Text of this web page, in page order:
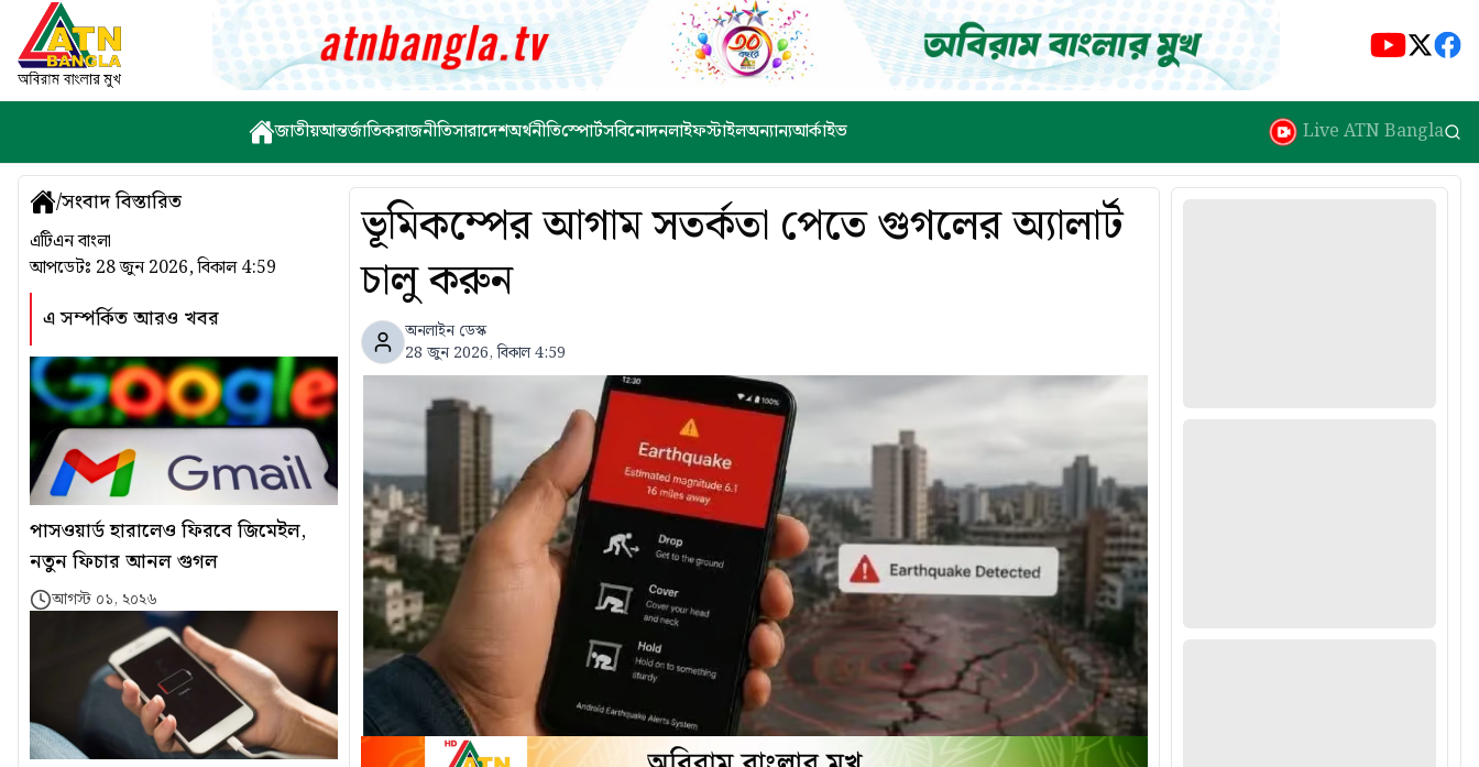
জাতীয়আন্তর্জাতিকরাজনীতিসারাদেশঅর্থনীতিস্পোর্টসবিনোদনলাইফস্টাইলঅন্যান্যআর্কাইভ Live ATN Bangla
/সংবাদ বিস্তারিত
এটিএন বাংলা
আপডেটঃ 28 জুন 2026, বিকাল 4:59
এ সম্পর্কিত আরও খবর
পাসওয়ার্ড হারালেও ফিরবে জিমেইল,
নতুন ফিচার আনল গুগল
আগস্ট ০১, ২০২৬
ভূমিকম্পের আগাম সতর্কতা পেতে গুগলের অ্যালার্ট
চালু করুন
অনলাইন ডেস্ক
28 জুন 2026, বিকাল 4:59